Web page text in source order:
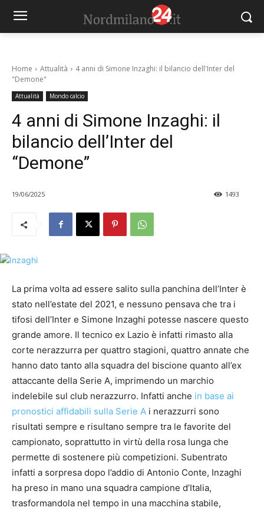
Home Attualità
4 anni di Simone Inzaghi: il bilancio dell'Inter del
"Demone"
Attualità Mondo calcio
4 anni di Simone Inzaghi: il
bilancio dell’Inter del
“Demone”
19/06/2025 1493
La prima volta ad essere salito sulla panchina dell’Inter è
stato nell’estate del 2021, e nessuno pensava che tra i
tifosi dell’Inter e Simone Inzaghi potesse nascere questo
grande amore. Il tecnico ex Lazio è infatti rimasto alla
corte nerazzurra per quattro stagioni, quattro annate che
hanno dato tanto alla squadra del biscione quanto all’ex
attaccante della Serie A, imprimendo un marchio
indelebile sul club nerazzurro. Infatti anche in base ai
pronostici affidabili sulla Serie A i nerazzurri sono
risultati sempre e risultano sempre tra le favorite del
campionato, soprattutto in virtù della rosa lunga che
permette di sostenere più competizioni. Subentrato
infatti a sorpresa dopo l’addio di Antonio Conte, Inzaghi
ha preso in mano una squadra campione d’Italia,
trasformandola nel tempo in una macchina stabile,